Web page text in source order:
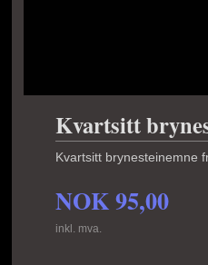
Kvartsitt
Kvartsitt brynesteinemne
NOK95,00
inkl. mva.